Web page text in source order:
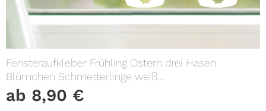
Fensteraufkleber Frühling Ostern drei Hasen
Blümchen Schmetterlinge weiß
WIEDERVERWENDBAR 23 Aufkleber im
SetFensterbild Fensterdeko
ab 8,90 €